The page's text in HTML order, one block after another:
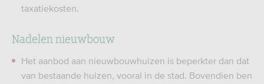
taxatiekosten.
Nadelen nieuwbouw
Het aanbod aan nieuwbouwhuizen is beperkter dan dat
van bestaande huizen, vooral in de stad. Bovendien ben